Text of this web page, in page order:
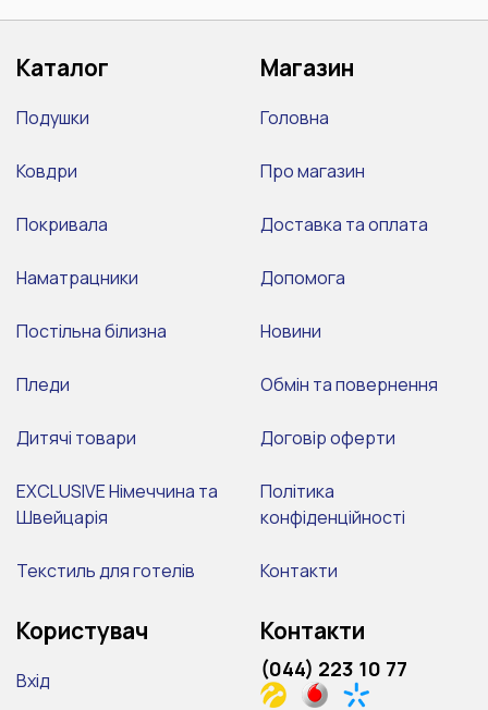
Каталог
Подушки
Ковдри
Покривала
Наматрацники
Постільна білизна
Пледи
Дитячі товари
EXCLUSIVE Німеччина та
Швейцарія
Текстиль для готелів
Магазин
Головна
Про магазин
Доставка та оплата
Допомога
Новини
Обмін та повернення
Договір оферти
Політика
конфіденційності
Контакти
Користувач
Вхід
Контакти
(044) 223 10 77